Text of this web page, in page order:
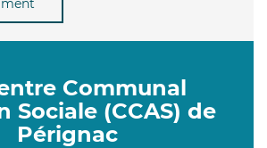
Communal
Sociale (CCAS) de
Pérignac